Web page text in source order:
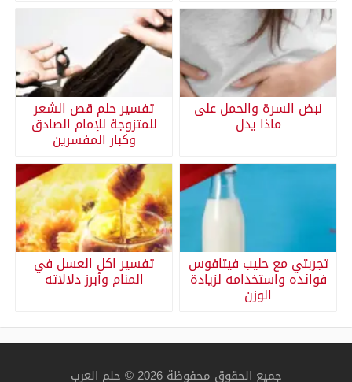
نبض السرة والحمل على
ماذا يدل
تفسير حلم قص الشعر
للمتزوجة للإمام الصادق
وكبار المفسرين
تجربتي مع حليب فيتافوس
فوائده واستخدامه لزيادة
الوزن
تفسير اكل العسل في
المنام وأبرز دلالاته
جميع الحقوق محفوظة 2026 © حلم العرب